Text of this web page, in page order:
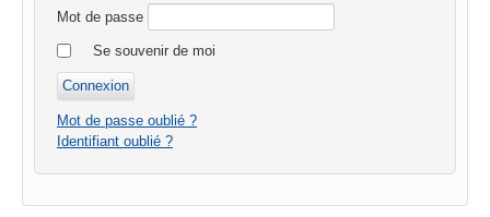
Mot de passe
Se souvenir de moi
Mot de passe oublié ?
Identifiant oublié ?